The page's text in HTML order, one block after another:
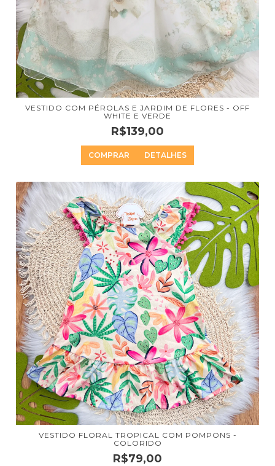
VESTIDO COM PÉROLAS E JARDIM DE FLORES - OFF
WHITE E VERDE
R$139,00
COMPRAR DETALHES
VESTIDO FLORAL TROPICAL COM POMPONS -
COLORIDO
R$79,00